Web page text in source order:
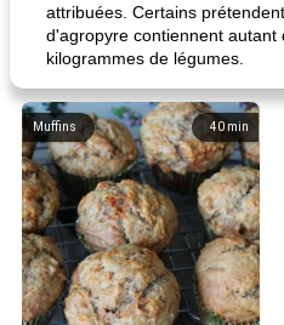
attribuées. Certains
d'agropyre contiennent autant
kilogrammes de légumes.
40 min
Muffins